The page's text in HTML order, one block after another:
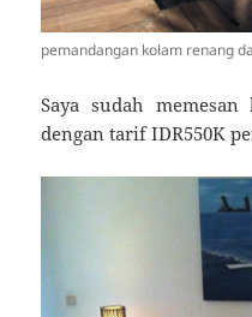
pemandangan kolam renang
Saya sudah
dengan tarif IDR550K